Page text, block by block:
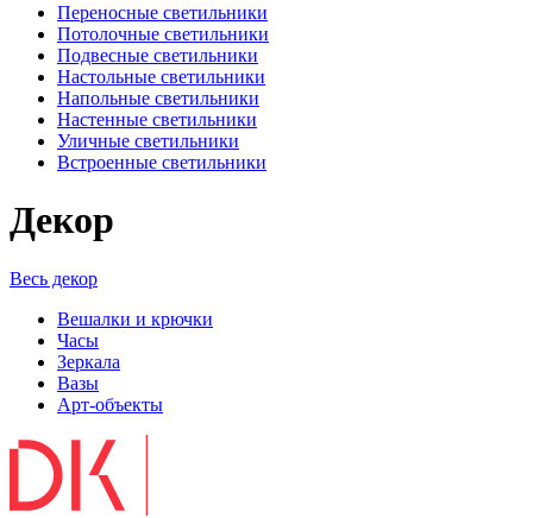
Переносные светильники
Потолочные светильники
Подвесные светильники
Настольные светильники
Напольные светильники
Настенные светильники
Уличные светильники
Встроенные светильники
Декор
Весь декор
Вешалки и крючки
Часы
Зеркала
Вазы
Арт-объекты